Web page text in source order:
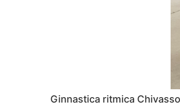
Ginnastica ritmica